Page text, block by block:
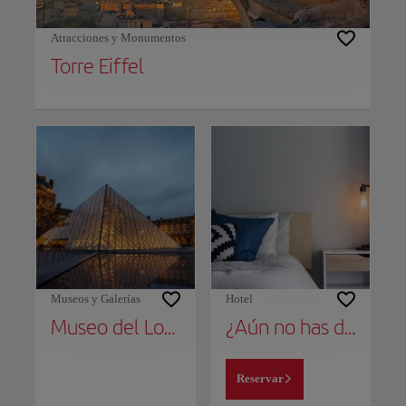
Atracciones y Monumentos
Torre Eiffel
Museos y Galerías
Museo del Louvre
Hotel
¿Aún no has decidido dónde alojarte?
Reservar